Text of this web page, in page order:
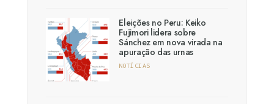
Eleições no Peru: Keiko
Fujimori lidera sobre
Sánchez em nova virada na
apuração das urnas
NOTÍCIAS